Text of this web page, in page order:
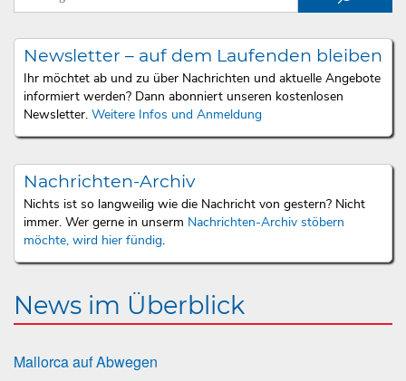
Newsletter – auf dem Laufenden bleiben
Ihr möchtet ab und zu über Nachrichten und aktuelle Angebote
informiert werden? Dann abonniert unseren kostenlosen
Newsletter. Weitere Infos und Anmeldung
Nachrichten-Archiv
Nichts ist so langweilig wie die Nachricht von gestern? Nicht
immer. Wer gerne in unserm Nachrichten-Archiv stöbern
möchte, wird hier fündig.
News im Überblick
Mallorca auf Abwegen